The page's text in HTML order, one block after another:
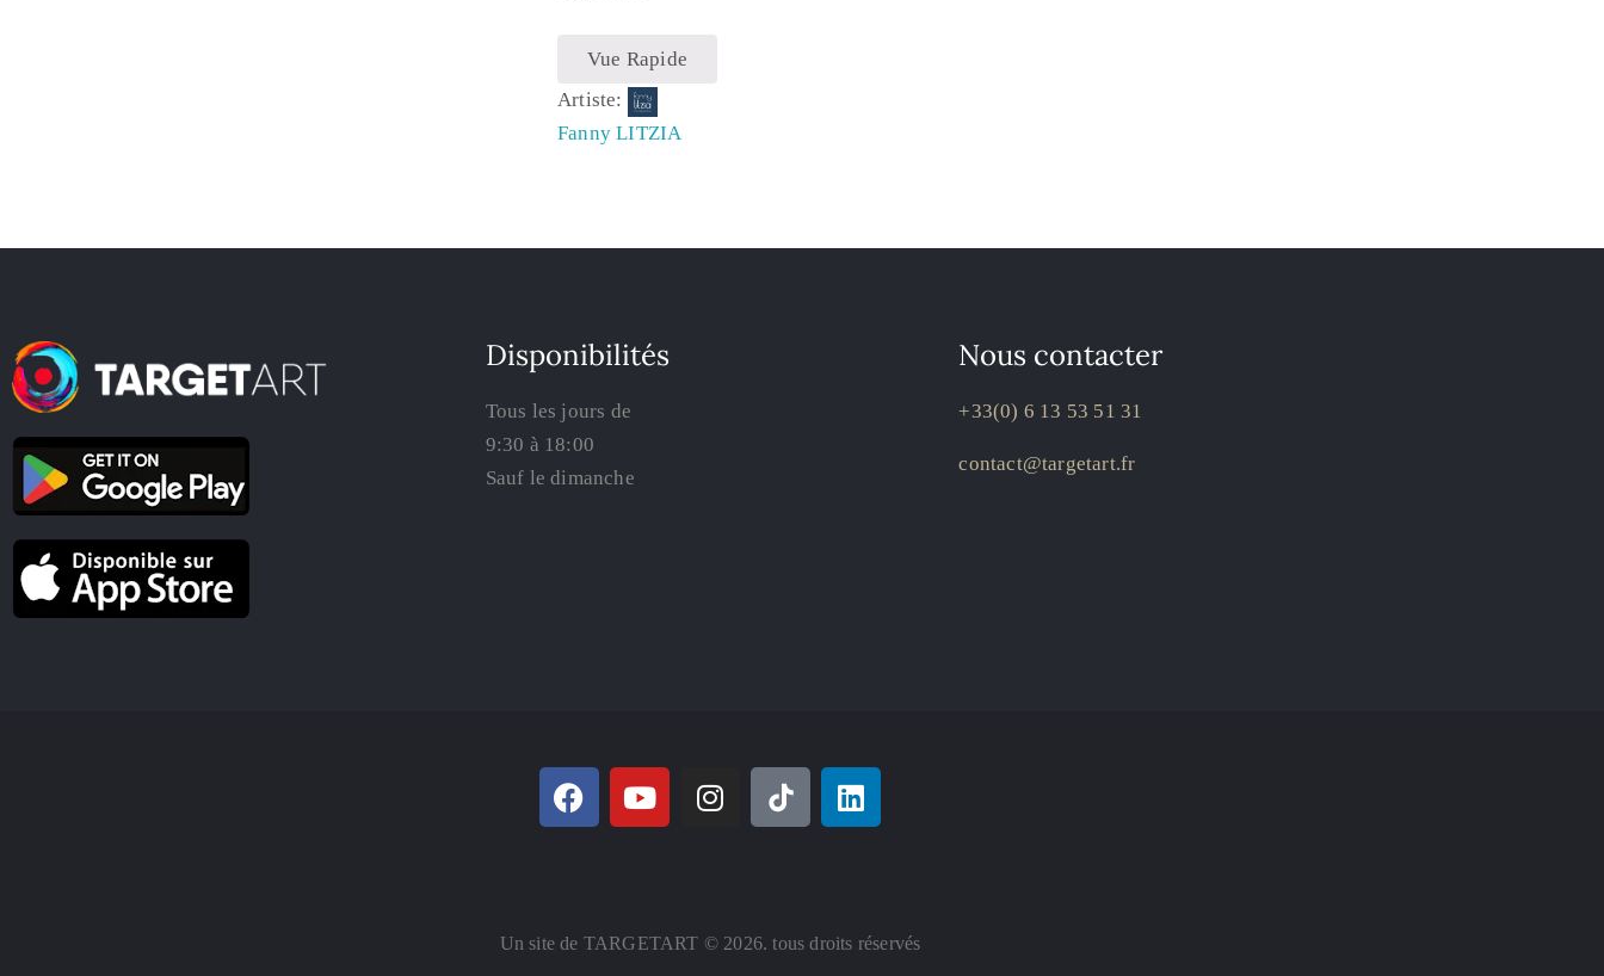
Vue Rapide
Artiste:
Fanny LITZIA
Disponibilités
Tous les jours de
9:30 à 18:00
Sauf le dimanche
Nous contacter
+33(0) 6 13 53 51 31
contact@targetart.fr
Un site de TARGETART © 2026. tous droits réservés